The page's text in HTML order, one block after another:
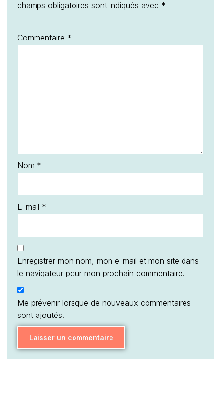
champs obligatoires sont indiqués avec *
Commentaire *
Nom *
E-mail *
Enregistrer mon nom, mon e-mail et mon site dans
le navigateur pour mon prochain commentaire.
Me prévenir lorsque de nouveaux commentaires
sont ajoutés.